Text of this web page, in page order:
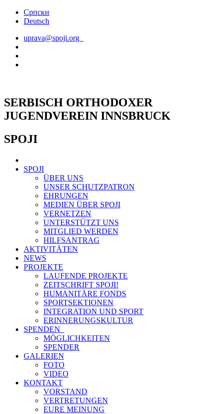
Skip
Српски
Deutsch
uprava@spoji.org
SERBISCH ORTHODOXER
JUGENDVEREIN INNSBRUCK
SPOJI
SPOJI
ÜBER UNS
UNSER SCHUTZPATRON
EHRUNGEN
MEDIEN ÜBER SPOJI
VERNETZEN
UNTERSTÜTZT UNS
MITGLIED WERDEN
HILFSANTRAG
AKTIVITÄTEN
NEWS
PROJEKTE
LAUFENDE PROJEKTE
ZEITSCHRIFT SPOJI!
HUMANITÄRE FONDS
SPORTSEKTIONEN
INTEGRATION UND SPORT
ERINNERUNGSKULTUR
SPENDEN
MÖGLICHKEITEN
SPENDER
GALERIEN
FOTO
VIDEO
KONTAKT
VORSTAND
VERTRETUNGEN
EURE MEINUNG